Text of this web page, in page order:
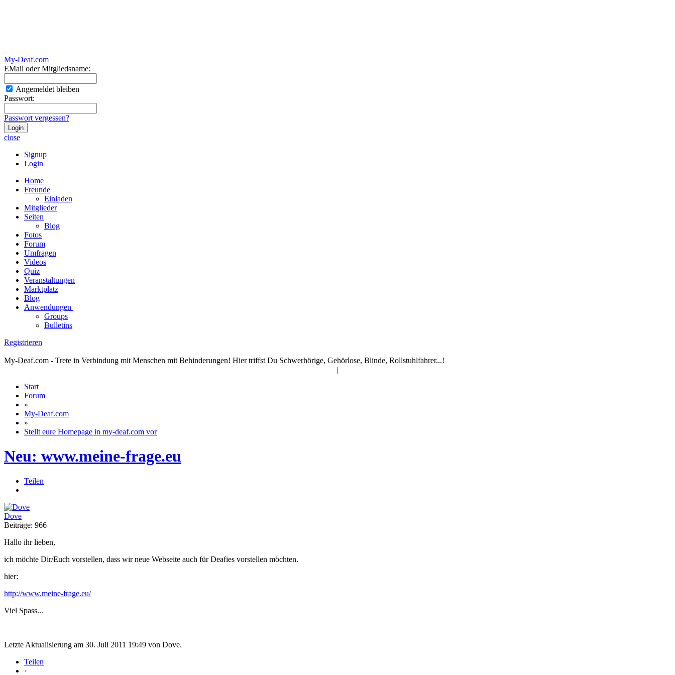
My-Deaf.com
EMail oder Mitgliedsname:
Angemeldet bleiben
Passwort:
Passwort vergessen?
close
Signup
Login
Home
Freunde
Einladen
Mitglieder
Seiten
Blog
Fotos
Forum
Umfragen
Videos
Quiz
Veranstaltungen
Marktplatz
Blog
Anwendungen
Groups
Bulletins
Registrieren
My-Deaf.com - Trete in Verbindung mit Menschen mit Behinderungen! Hier triffst Du Schwerhörige, Gehörlose, Blinde, Rollstuhlfahrer...!
|
Start
Forum
»
My-Deaf.com
»
Stellt eure Homepage in my-deaf.com vor
Neu: www.meine-frage.eu
Teilen
Dove
Beiträge: 966
Hallo ihr lieben,
ich möchte Dir/Euch vorstellen, dass wir neue Webseite auch für Deafies vorstellen möchten.
hier:
http://www.meine-frage.eu/
Viel Spass...
Letzte Aktualisierung am 30. Juli 2011 19:49 von Dove.
Teilen
·